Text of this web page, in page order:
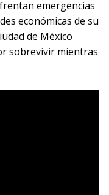
emergencias
económicas de su
de México
sobrevivir mientras